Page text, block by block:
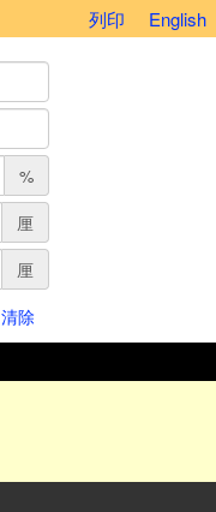
列印 English
%
厘
厘
清除